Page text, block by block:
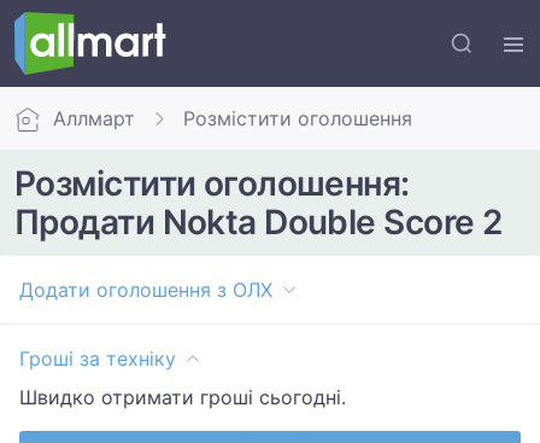
Аллмарт Розмістити оголошення
Розмістити оголошення:
Продати Nokta Double Score 2
Додати оголошення з ОЛХ
Гроші за техніку
Швидко отримати гроші сьогодні.